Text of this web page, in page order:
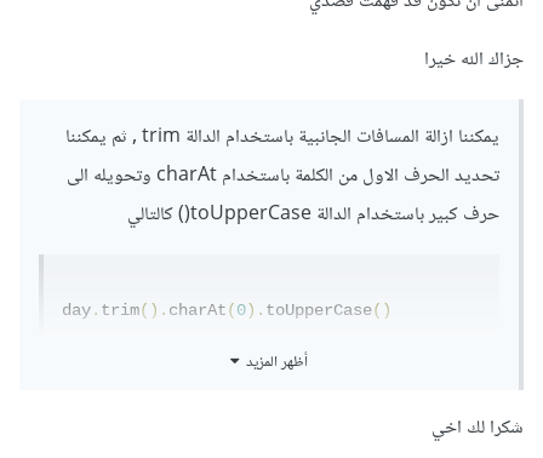
جزاك الله خيرا
يمكننا ازالة المسافات الجانبية باستخدام الدالة trim , ثم يمكننا
تحديد الحرف الاول من الكلمة باستخدام charAt وتحويله الى
حرف كبير باستخدام الدالة toUpperCase() كالتالي
day.trim().charAt(0).toUpperCase()
سوف يكون الناتج حرف F , لا يمكنك اجراء الدالتين في سطرين
حاولت تنفيذ كل دالة في سطر منفصل سوف يتم التعامل مع المتغير
أظهر المزيد
شكرا لك اخي